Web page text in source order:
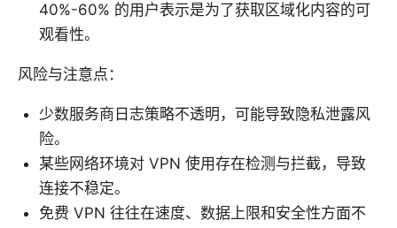
40%-60% 的用户表示是为了获取区域化内容的可
观看性。
风险与注意点：
少数服务商日志策略不透明，可能导致隐私泄露风
险。
某些网络环境对 VPN 使用存在检测与拦截，导致
连接不稳定。
免费 VPN 往往在速度、数据上限和安全性方面不